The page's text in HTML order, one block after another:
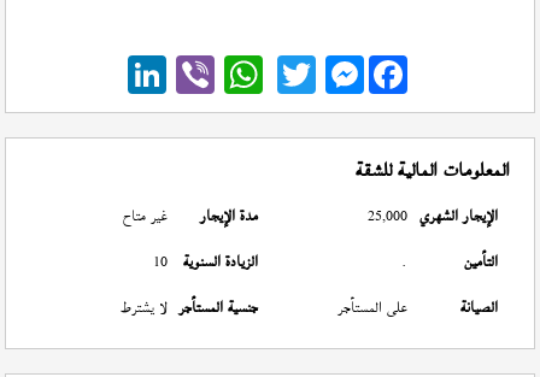
Messenger
المعلومات المالية للشقة
الإيجار الشهري 25,000 مدة الإيجار
غير متاح
التأمين
. الزيادة السنوية 10
الصيانة
على المستأجر جنسية المستأجر لا يشترط